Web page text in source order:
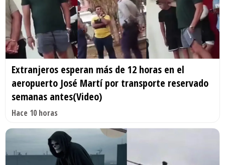
Extranjeros esperan más de 12 horas en el
aeropuerto José Martí por transporte reservado
semanas antes(Video)
Hace 10 horas